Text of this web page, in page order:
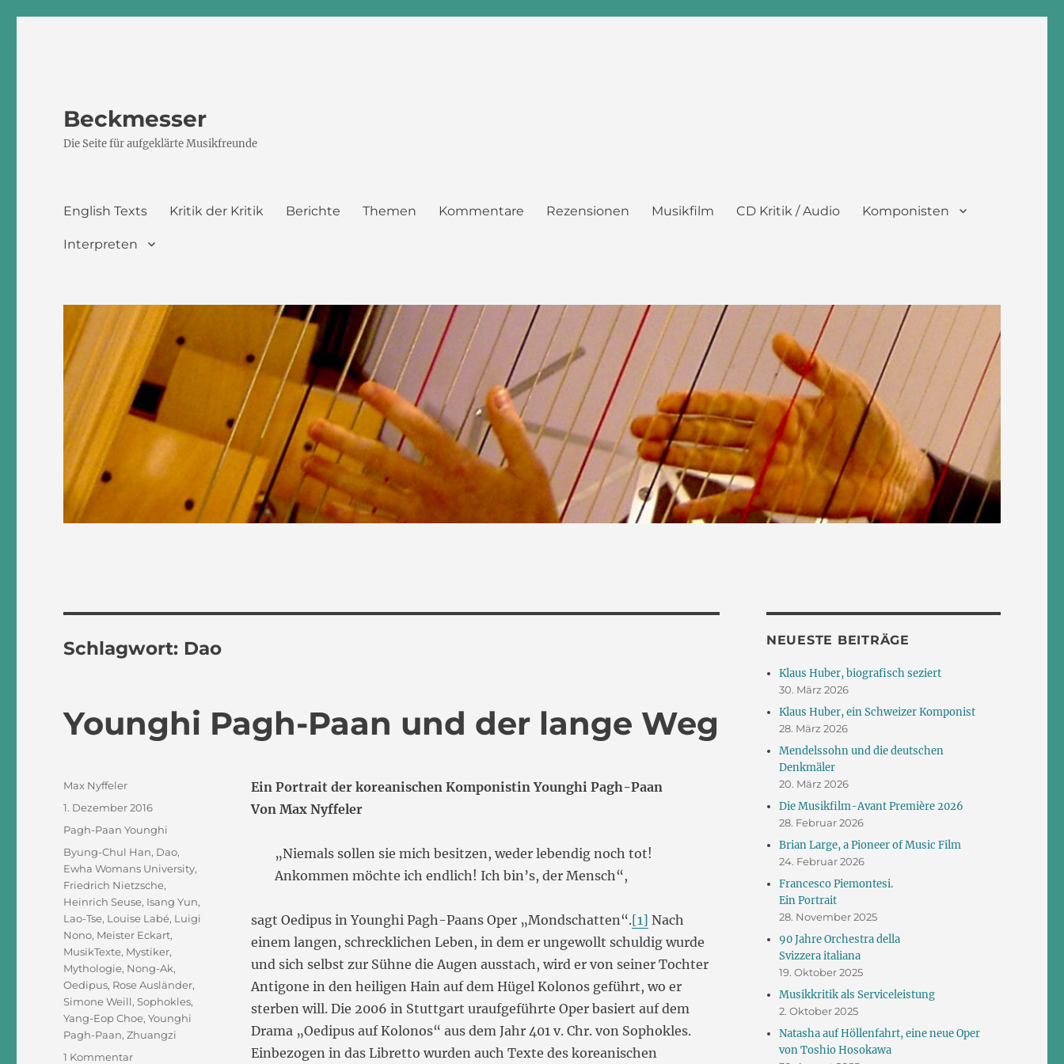
Beckmesser
Die Seite für aufgeklärte Musikfreunde
English Texts Kritik der Kritik Berichte Themen Kommentare Rezensionen Musikfilm CD Kritik / Audio Komponisten
Interpreten
Schlagwort: Dao
Younghi Pagh-Paan und der lange Weg
Ein Portrait der koreanischen Komponistin Younghi Pagh-Paan
Von Max Nyffeler
„Niemals sollen sie mich besitzen, weder lebendig noch tot!
Ankommen möchte ich endlich! Ich bin’s, der Mensch“,
sagt Oedipus in Younghi Pagh-Paans Oper „Mondschatten“.[1] Nach
einem langen, schrecklichen Leben, in dem er ungewollt schuldig wurde
und sich selbst zur Sühne die Augen ausstach, wird er von seiner Tochter
Antigone in den heiligen Hain auf dem Hügel Kolonos geführt, wo er
sterben will. Die 2006 in Stuttgart uraufgeführte Oper basiert auf dem
Drama „Oedipus auf Kolonos“ aus dem Jahr 401 v. Chr. von Sophokles.
Einbezogen in das Libretto wurden auch Texte des koreanischen
Autor
Max Nyffeler
Veröffentlicht
1. Dezember 2016
Kategorien
Pagh-Paan Younghi
Schlagwörter
Byung-Chul Han, Dao,
Ewha Womans University,
Friedrich Nietzsche,
Heinrich Seuse, Isang Yun,
Lao-Tse, Louise Labé, Luigi
Nono, Meister Eckart,
MusikTexte, Mystiker,
Mythologie, Nong-Ak,
Oedipus, Rose Ausländer,
Simone Weill,Sophokles,
Yang-Eop Choe,Younghi
Pagh-Paan,Zhuangzi
1 Kommentarzu
NEUESTE BEITRÄGE
Klaus Huber, biografisch seziert
30. März 2026
Klaus Huber, ein Schweizer Komponist
28. März 2026
Mendelssohn und die deutschen
Denkmäler
20. März 2026
Die Musikfilm-Avant Première 2026
28. Februar 2026
Brian Large, a Pioneer of Music Film
24. Februar 2026
Francesco Piemontesi.
Ein Portrait
28. November 2025
90 Jahre Orchestra della
Svizzera italiana
19. Oktober 2025
Musikkritik als Serviceleistung
2. Oktober 2025
Natasha auf Höllenfahrt, eine neue Oper
von Toshio Hosokawa